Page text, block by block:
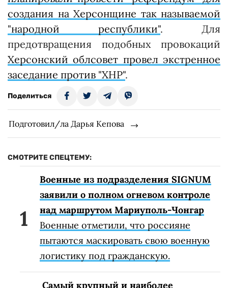
создания на Херсонщине так называемой
"народной республики". Для
предотвращения подобных провокаций
Херсонский облсовет провел экстренное
заседание против "ХНР".
Поделиться
Подготовил/ла Дарья Кепова
СМОТРИТЕ СПЕЦТЕМУ:
Военные из подразделения SIGNUM
заявили о полном огневом контроле
над маршрутом Мариуполь-Чонгар
Военные отметили, что россияне
пытаются маскировать свою военную
логистику под гражданскую.
Самый крупный и наиболее